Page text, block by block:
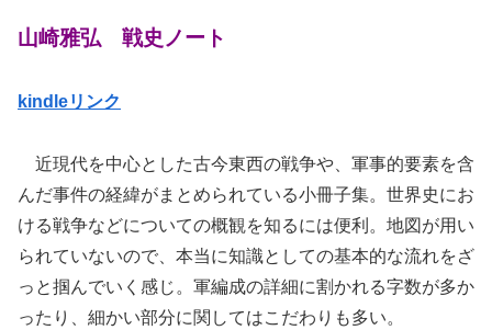
山崎雅弘 戦史ノート
kindleリンク
近現代を中心とした古今東西の戦争や、軍事的要素を含
んだ事件の経緯がまとめられている小冊子集。世界史にお
ける戦争などについての概観を知るには便利。地図が用い
られていないので、本当に知識としての基本的な流れをざ
っと掴んでいく感じ。軍編成の詳細に割かれる字数が多か
ったり、細かい部分に関してはこだわりも多い。